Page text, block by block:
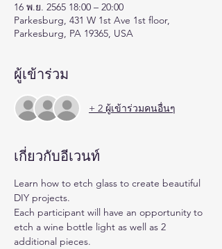
16 พ.ย. 2565 18:00 – 20:00
Parkesburg, 431 W 1st Ave 1st floor,
Parkesburg, PA 19365, USA
ผู้เข้าร่วม
+ 2 ผู้เข้าร่วมคนอื่นๆ
เกี่ยวกับอีเวนท์
Learn how to etch glass to create beautiful
DIY projects.
Each participant will have an opportunity to
etch a wine bottle light as well as 2
additional pieces.